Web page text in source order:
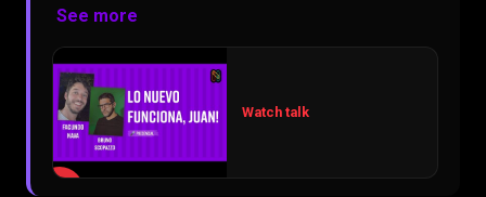
See more
Watch talk